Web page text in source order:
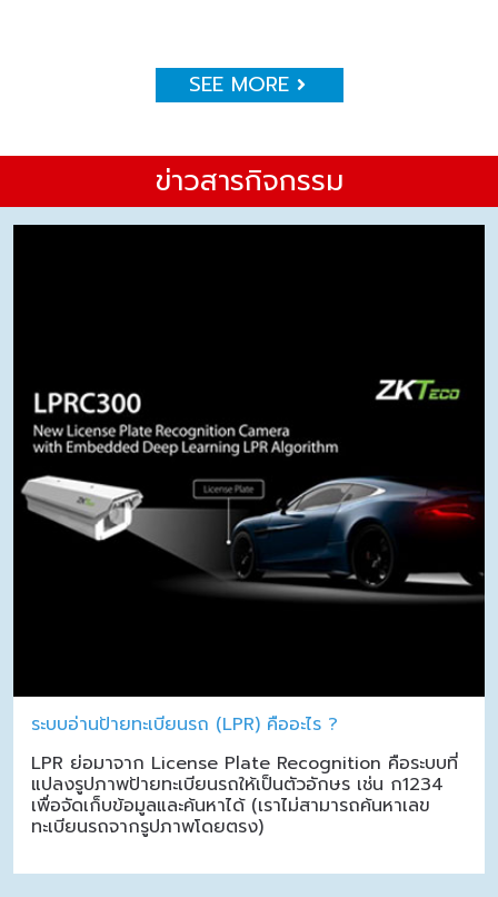
SEE MORE
ข่าวสารกิจกรรม
ระบบอ่านป้ายทะเบียนรถ (LPR) คืออะไร ?
LPR ย่อมาจาก License Plate Recognition คือระบบที่
แปลงรูปภาพป้ายทะเบียนรถให้เป็นตัวอักษร เช่น ก1234
เพื่อจัดเก็บข้อมูลและค้นหาได้ (เราไม่สามารถค้นหาเลข
ทะเบียนรถจากรูปภาพโดยตรง)